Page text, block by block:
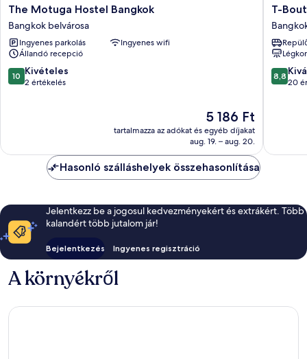
The
Motuga
Hostel
Bangkok
Bangkok
belvárosa
The Motuga Hostel Bangkok
Bangkok belvárosa
Ingyenes parkolás
Ingyenes wifi
Állandó recepció
10.0
ennyiből:
10 Kivételes
2 értékelés
Az
5 186 Ft
5 186 Ft
tartalmazza az adókat és egyéb díjakat
aug. 19. – aug. 20.
T-
Hostel
T-
8.8
8,8
20
Hasonló szálláshelyek összehasonlítása
Jelentkezz be a jogosul kedvezményekért és extrákért. Több
kalandért több jutalom jár!
Bejelentkezés Ingyenes regisztráció
A környékről